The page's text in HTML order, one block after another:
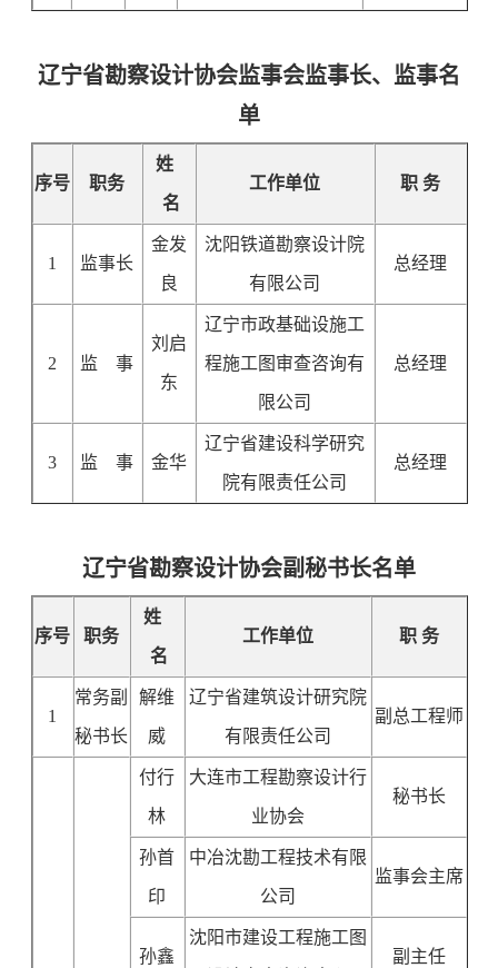
辽宁省勘察设计协会监事会监事长、监事名
单
序号 职务
姓
名
工作单位 职 务
1 监事长
金发
良
沈阳铁道勘察设计院
有限公司
总经理
2 监 事
刘启
东
辽宁市政基础设施工
程施工图审查咨询有
限公司
总经理
3 监 事 金华
辽宁省建设科学研究
院有限责任公司
总经理
辽宁省勘察设计协会副秘书长名单
序号 职务
姓
名
工作单位 职 务
1
常务副
秘书长
解维
威
辽宁省建筑设计研究院
有限责任公司
副总工程师
付行
林
大连市工程勘察设计行
业协会
秘书长
孙首
印
中冶沈勘工程技术有限
公司
监事会主席
孙鑫
沈阳市建设工程施工图
副主任